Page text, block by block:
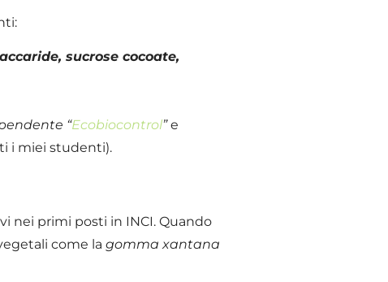
sucrose cocoate,
“Ecobiocontrol”e
i miei studenti).
nei primi posti in INCI. Quando
come la gomma xantana